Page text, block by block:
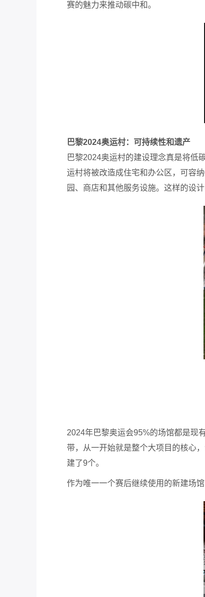
赛的魅力来推动碳中和。
巴黎2024奥运村：可持续性和遗产
巴黎2024奥运村的建设理念真是将低
运村将被改造成住宅和办公区，可容
园、商店和其他服务设施。这样的设
2024年巴黎奥运会95%的场馆都是现
带，从一开始就是整个大项目的核心
建了9个。
作为唯一一个赛后继续使用的新建场